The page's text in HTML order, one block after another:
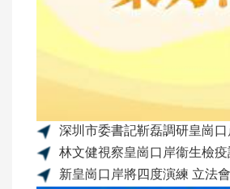
深圳市委書記靳磊調研皇崗
林文健視察皇崗口岸衞生檢
新皇崗口岸將四度演練 立法